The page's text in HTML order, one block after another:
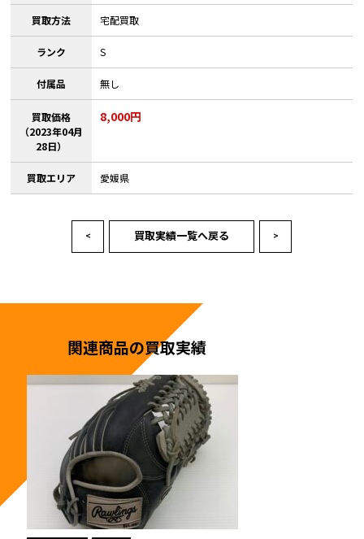
買取方法 宅配買取
ランク S
付属品 無し
買取価格
（2023年04月
28日）
8,000円
買取エリア 愛媛県
< 買取実績一覧へ戻る >
関連商品の買取実績